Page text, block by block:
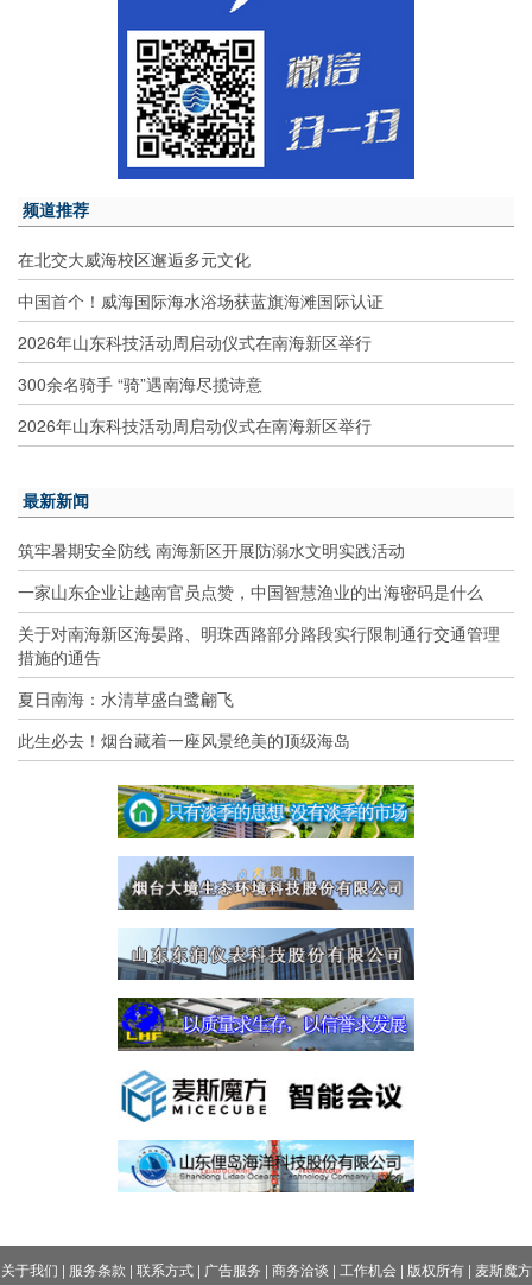
频道推荐
在北交大威海校区邂逅多元文化
中国首个！威海国际海水浴场获蓝旗海滩国际认证
2026年山东科技活动周启动仪式在南海新区举行
300余名骑手 “骑”遇南海尽揽诗意
2026年山东科技活动周启动仪式在南海新区举行
最新新闻
筑牢暑期安全防线 南海新区开展防溺水文明实践活动
一家山东企业让越南官员点赞，中国智慧渔业的出海密码是什么
关于对南海新区海晏路、明珠西路部分路段实行限制通行交通管理
措施的通告
夏日南海：水清草盛白鹭翩飞
此生必去！烟台藏着一座风景绝美的顶级海岛
关于我们 | 服务条款 | 联系方式| 广告服务 | 商务洽谈 | 工作机会| 版权所有| 麦斯魔方